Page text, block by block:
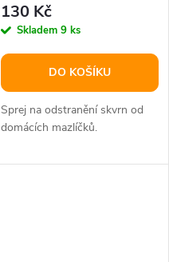
130 Kč
Skladem 9 ks
DO KOŠÍKU
Sprej na odstranění skvrn od
domácích mazlíčků.